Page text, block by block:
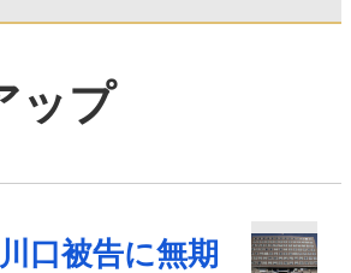
ップ
口被告に無期